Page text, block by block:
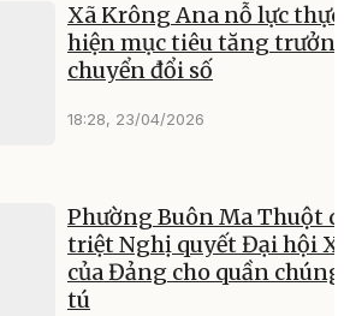
Xã Krông Ana nỗ lực thực
hiện mục tiêu tăng
chuyển đổi số
18:28, 23/04/2026
Phường Buôn Ma Thuột
triệt Nghị quyết Đại hội
của Đảng cho quần
tú